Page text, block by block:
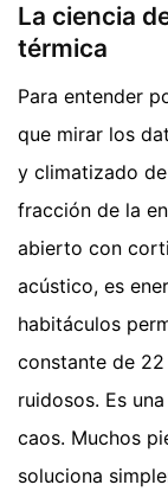
La ciencia
térmica
Para entender
que mirar los
y climatizado
fracción de la
abierto con
acústico, es
habitáculos
constante de
ruidosos. Es
caos. Muchos
soluciona